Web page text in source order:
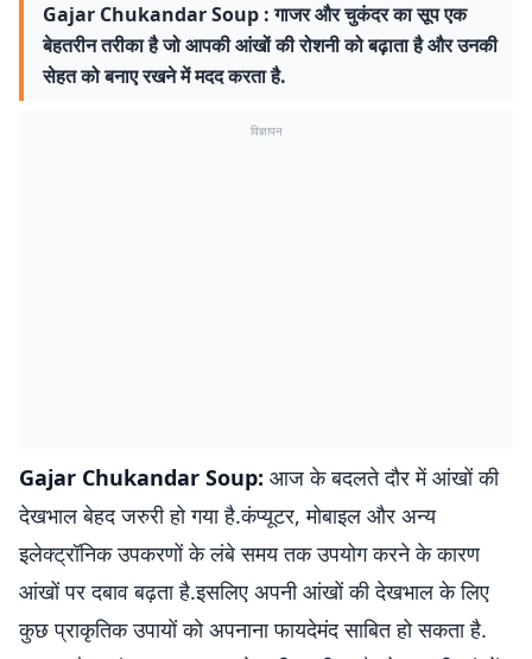
Gajar Chukandar Soup : गाजर और चुकंदर का सूप एक
बेहतरीन तरीका है जो आपकी आंखों की रोशनी को बढ़ाता है और उनकी
सेहत को बनाए रखने में मदद करता है.
विज्ञापन
Gajar Chukandar Soup: आज के बदलते दौर में आंखों की
देखभाल बेहद जरुरी हो गया है.कंप्यूटर, मोबाइल और अन्य
इलेक्ट्रॉनिक उपकरणों के लंबे समय तक उपयोग करने के कारण
आंखों पर दबाव बढ़ता है.इसलिए अपनी आंखों की देखभाल के लिए
कुछ प्राकृतिक उपायों को अपनाना फायदेमंद साबित हो सकता है.